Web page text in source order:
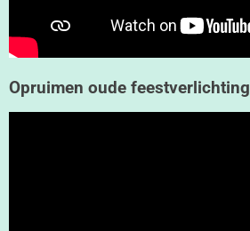
Opruimen oude feestverlichting